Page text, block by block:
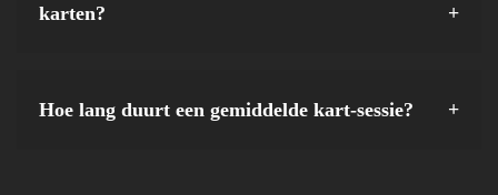
alle karts al gereserveerd zijn. Bovendien kan het
karten?
Ben je tussen de 1,25 meter en 1,60 meter lang,
Hoe lang duurt een gemiddelde kart-sessie?